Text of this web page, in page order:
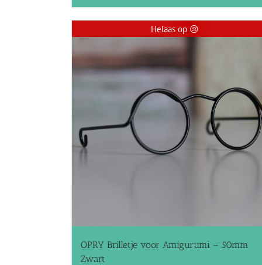
Helaas op 😢
OPRY Brilletje voor Amigurumi – 50mm
Zwart